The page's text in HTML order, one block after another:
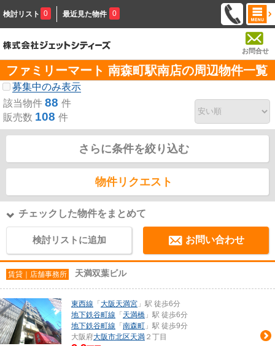
検討リスト 0 最近見た物件 0
お問合せ
ファミリーマート 南森町駅南店の周辺物件一覧
募集中のみ表示
該当物件 88 件
販売数 108 件
さらに条件を絞り込む
物件リクエスト
チェックした物件をまとめて
検討リストに追加 お問い合わせ
賃貸｜店舗事務所 天満双葉ビル
東西線 「 大阪天満宮 」駅 徒歩6分
地下鉄谷町線 「 天満橋 」駅 徒歩6分
地下鉄谷町線 「 南森町 」駅 徒歩9分
大阪府大阪市北区天満 ２丁目